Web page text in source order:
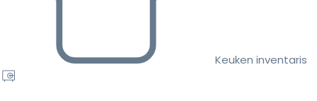
Keuken inventaris